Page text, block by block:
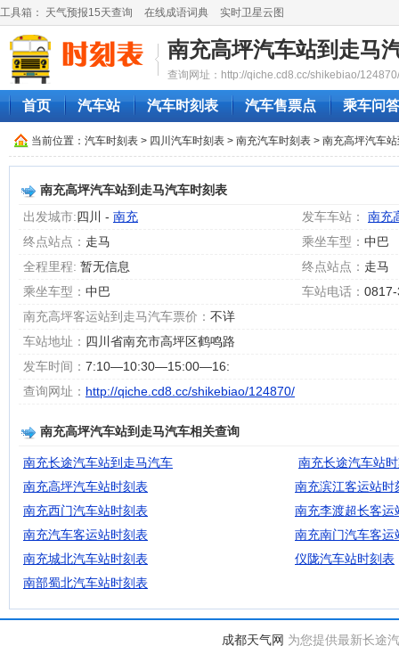
工具箱： 天气预报15天查询 在线成语词典 实时卫星云图
南充高坪汽车站到走马
查询网址：http://qiche.cd8.cc/shikebiao/124870/
首页 汽车站 汽车时刻表 汽车售票点 乘车问答
当前位置： 汽车时刻表 > 四川汽车时刻表 > 南充汽车时刻表 > 南充高坪汽车
南充高坪汽车站到走马汽车时刻表
出发城市:四川 - 南充 发车车站：
南充
终点站点： 走马 乘坐车型： 中巴
全程里程: 暂无信息 终点站点： 走马
乘坐车型： 中巴 车站电话：
南充高坪客运站到走马汽车票价： 不详
车站地址： 四川省南充市高坪区鹤鸣路‎
发车时间： 7:10―10:30―15:00―16:
查询网址： http://qiche.cd8.cc/shikebiao/124870/
南充高坪汽车站到走马汽车相关查询
南充长途汽车站到走马汽车
南充长途汽车站
南充高坪汽车站时刻表
南充滨江客运站时
南充西门汽车站时刻表
南充李渡超长客运
南充汽车客运站时刻表
南充南门汽车客运
南充城北汽车站时刻表
仪陇汽车站时刻表
南部蜀北汽车站时刻表
成都天气网 为您提供最新长途